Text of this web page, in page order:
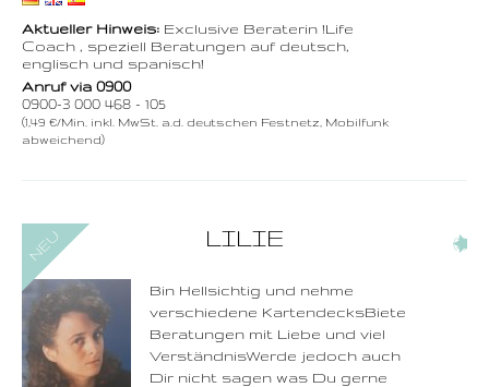
Aktueller Hinweis: Exclusive Beraterin !Life
Coach , speziell Beratungen auf deutsch,
englisch und spanisch!
Anruf via 0900
0900-3 000 468 - 105
(1,49 €/Min. inkl. MwSt. a.d. deutschen Festnetz, Mobilfunk
abweichend)
LILIE (2)
Bin Hellsichtig und nehme
verschiedene KartendecksBiete
Beratungen mit Liebe und viel
VerständnisWerde jedoch auch
Dir nicht sagen was Du gerne
0900-3 000 468 - 241
1,49 €/Min. inkl. MwSt.
Wählen Sie diese
Rufnummer inklusive
dem Beratercode
Zurück